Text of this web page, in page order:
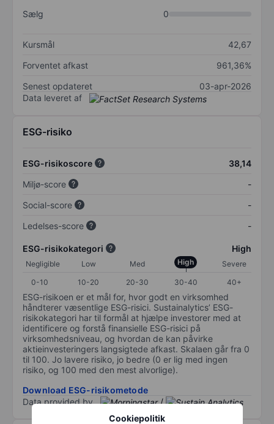
Cookiepolitik
Sælg
0
Kursmål
42,67
Forventet afkast
961,36%
Senest opdateret
03-apr-2026
Data leveret af
ESG-risiko
ESG-risikoscore
38,14
Miljø-score
-
Social-score
-
Ledelses-score
-
ESG-risikokategori High
Negligible Low Med High
Severe
0-10
10-20 20-30 30-40 40+
ESG-risikoen er et mål for, hvor godt en virksomhed
håndterer væsentlige ESG-risici. Sustainalytics’ ESG-
risikokategori har til formål at hjælpe investorer med at
identificere og forstå finansielle ESG-risici på
virksomhedsniveau, og hvordan de kan påvirke
aktieinvesteringers langsigtede afkast. Skalaen går fra 0
til 100. Jo lavere risiko, jo bedre (0 er lig med ingen
risiko, og 100 med den mest alvorlige).
Download ESG-risikometode
Data provided by
/